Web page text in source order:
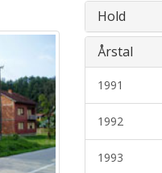
Hold
Årstal
1991
1992
1993